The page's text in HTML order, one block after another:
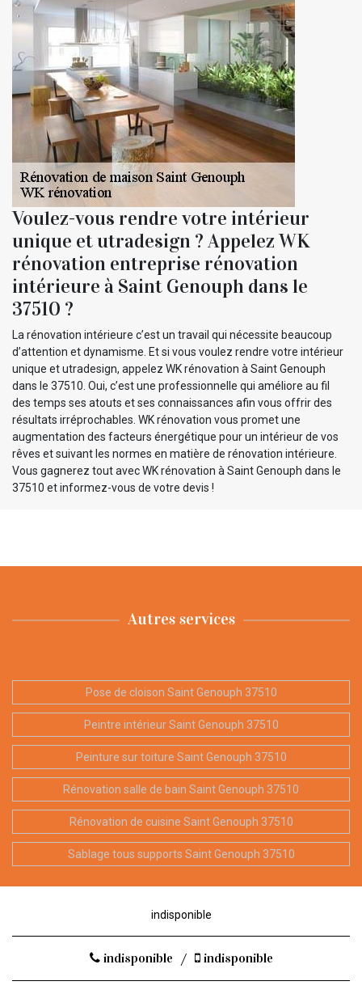
Voulez-vous rendre votre intérieur
unique et utradesign ? Appelez WK
rénovation entreprise rénovation
intérieure à Saint Genouph dans le
37510 ?
La rénovation intérieure c’est un travail qui nécessite beaucoup
d’attention et dynamisme. Et si vous voulez rendre votre intérieur
unique et utradesign, appelez WK rénovation à Saint Genouph
dans le 37510. Oui, c’est une professionnelle qui améliore au fil
des temps ses atouts et ses connaissances afin vous offrir des
résultats irréprochables. WK rénovation vous promet une
augmentation des facteurs énergétique pour un intérieur de vos
rêves et suivant les normes en matière de rénovation intérieure.
Vous gagnerez tout avec WK rénovation à Saint Genouph dans le
37510 et informez-vous de votre devis !
Autres services
Pose de cloison Saint Genouph 37510
Peintre intérieur Saint Genouph 37510
Peinture sur toiture Saint Genouph 37510
Rénovation salle de bain Saint Genouph 37510
Rénovation de cuisine Saint Genouph 37510
Sablage tous supports Saint Genouph 37510
indisponible
indisponible / indisponible